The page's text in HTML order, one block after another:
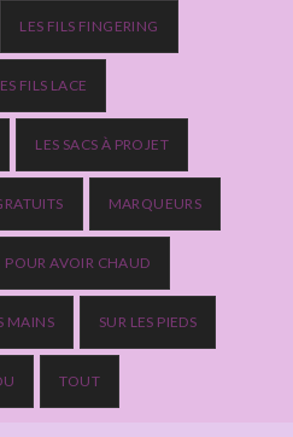
LES FILS FINGERING
FILS LACE
LES SACS À PROJET
MARQUEURS
POUR AVOIR CHAUD
MAINS SUR LES PIEDS
TOUT